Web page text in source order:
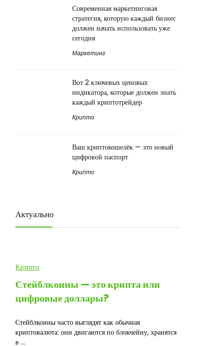
Современная маркетинговая
стратегия, которую каждый бизнес
должен начать использовать уже
сегодня
Маркетинг
Вот 2 ключевых ценовых
индикатора, которые должен знать
каждый криптотрейдер
Крипто
Ваш криптокошелёк — это новый
цифровой паспорт
Крипто
Актуально
Крипто
Стейблкоины — это крипта или
цифровые доллары?
Стейблкоины часто выглядят как обычная
криптовалюта: они двигаются по блокчейну, хранятся
в ...